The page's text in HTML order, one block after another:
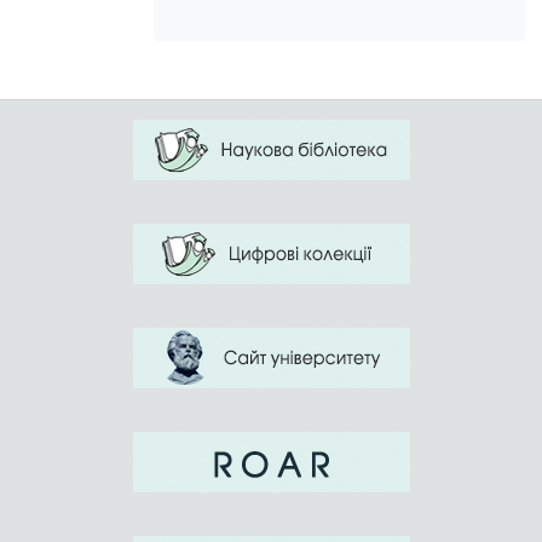
content of the standards of masculinity
and femininity of senior pupils brought up
without parental wardship. It has been
deprivation is characterized by diffusion,
non-personification of gender roles
content of sex-role behavior standards
cultivated by a boarding school. Lack of
nondifferentiated models and to lack of
androgynous or gender-typified models.